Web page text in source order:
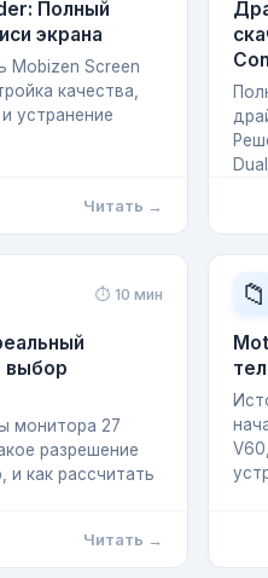
Полный
экрана
Mobizen Screen
качества,
устранение
Читать →
⏱ 10 мин
выбор
монитора 27
разрешение
и как рассчитать
Читать →
📁